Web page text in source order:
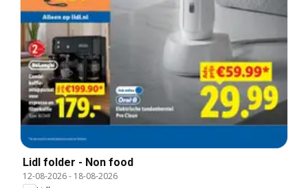
Lidl folder - Non food
12-08-2026- 18-08-2026